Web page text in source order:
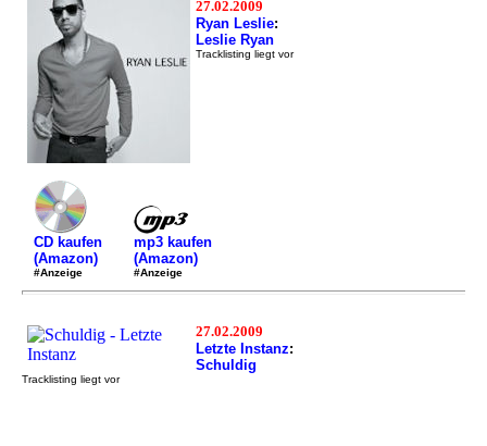
27.02.2009
Ryan Leslie:
Leslie Ryan
Tracklisting liegt vor
CD kaufen
(Amazon)
#Anzeige
mp3 kaufen
(Amazon)
#Anzeige
27.02.2009
Letzte Instanz:
Schuldig
Tracklisting liegt vor